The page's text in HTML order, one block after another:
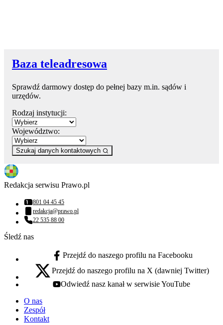
Baza teleadresowa
Sprawdź darmowy dostęp do pełnej bazy m.in. sądów i
urzędów.
Rodzaj instytucji:
Województwo:
Szukaj danych kontaktowych
Redakcja serwisu Prawo.pl
Numer telefonu:
801 04 45 45
Adres email:
redakcja@prawo.pl
Numer telefonu:
22 535 88 00
Śledź nas
facebook - otwiera się w nowej karcie
Przejdź do naszego profilu na Facebooku
x - otwiera się w nowej karcie
Przejdź do naszego profilu na X (dawniej Twitter)
youtube - otwiera się w nowej karcie
Odwiedź nasz kanał w serwisie YouTube
O nas
Zespół
Kontakt